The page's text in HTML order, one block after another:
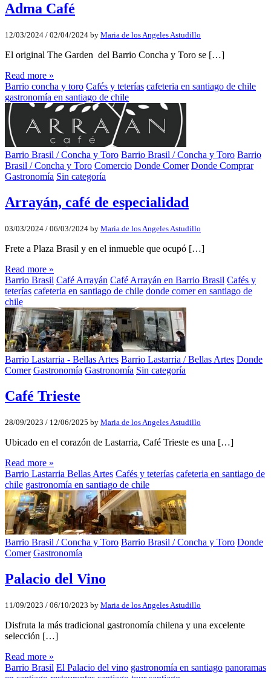
Adma Café
12/03/2024 / 02/04/2024 by Maria de los Angeles Astudillo
El original The Garden del Barrio Concha y Toro se […]
Read more »
Barrio concha y toro Cafés y teterías cafeteria en santiago de chile
gastronomía en santiago de chile
Barrio Brasil / Concha y Toro Barrio Brasil / Concha y Toro Barrio
Brasil / Concha y Toro Comercio Donde Comer Donde Comprar
Gastronomía Sin categoría
Arrayán, café de especialidad
03/03/2024 / 06/03/2024 by Maria de los Angeles Astudillo
Frete a Plaza Brasil y en el inmueble que ocupó […]
Read more »
Barrio Brasil Café Arrayán Café Arrayán en Barrio Brasil Cafés y
teterías cafeteria en santiago de chile donde comer en santiago de
chile
Barrio Lastarria - Bellas Artes Barrio Lastarria / Bellas Artes Donde
Comer Gastronomía Gastronomía Sin categoría
Café Trieste
28/09/2023 / 12/06/2025 by Maria de los Angeles Astudillo
Ubicado en el corazón de Lastarria, Café Trieste es una […]
Read more »
Barrio Lastarria Bellas Artes Cafés y teterías cafeteria en santiago de
chile gastronomía en santiago de chile
Barrio Brasil / Concha y Toro Barrio Brasil / Concha y Toro Donde
Comer Gastronomía
Palacio del Vino
11/09/2023 / 06/10/2023 by Maria de los Angeles Astudillo
Disfruta la más tradicional gastronomía chilena y una excelente
selección […]
Read more »
Barrio Brasil El Palacio del vino gastronomía en santiago panoramas